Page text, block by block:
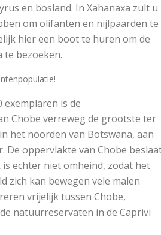
en bosland. In Xahanaxa zult u
om olifanten en nijlpaarden te
hier een boot te huren om de
te bezoeken.
exemplaren is de
Chobe verreweg de grootste ter
het noorden van Botswana, aan
De oppervlakte van Chobe
is echter niet omheind, zodat het
zich kan bewegen vele malen
vrijelijk tussen Chobe,
natuurreservaten in de Caprivi